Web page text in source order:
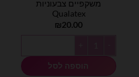
משקפיים צבעוניות
Qualatex
₪20.00
הוספה לסל